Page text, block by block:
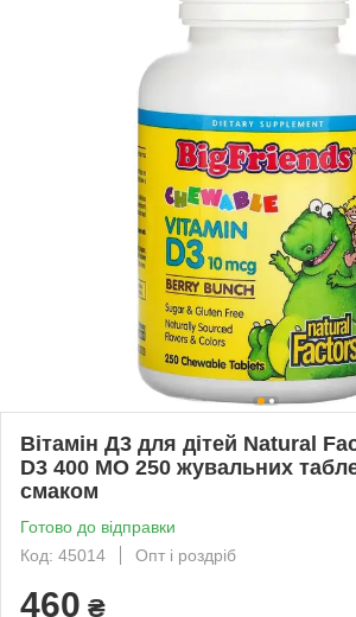
Вітамін Д3 для дітей Natural
D3 400 МО 250 жувальних
смаком
Готово до відправки
Код: 45014
Опт і роздріб
460 ₴